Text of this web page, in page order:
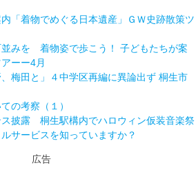
「着物でめぐる日本遺産」ＧＷ史跡散策ツ
並みを 着物姿で歩こう！ 子どもたちが案
ーー4月
梅田と」４中学区再編に異論出ず 桐生市
の考察（１）
ス披露 桐生駅構内でハロウィン仮装音楽祭
サービスを知っていますか？
広告